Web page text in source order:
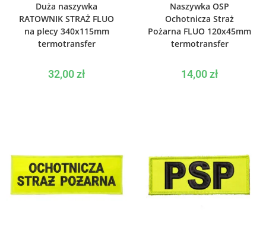
Duża naszywka
RATOWNIK STRAŻ FLUO
na plecy 340x115mm
termotransfer
32,00zł
Naszywka OSP
Ochotnicza Straż
Pożarna FLUO 120x45mm
termotransfer
14,00zł